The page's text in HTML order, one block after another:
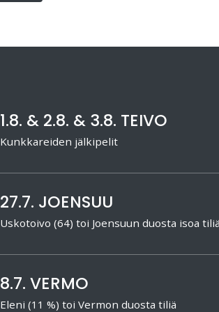
1.8. & 2.8. & 3.8. TEIVO
Kunkkareiden jälkipelit
27.7. JOENSUU
Uskotoivo (64) toi Joensuun duosta isoa
8.7. VERMO
Eleni (11 %) toi Vermon duosta tiliä